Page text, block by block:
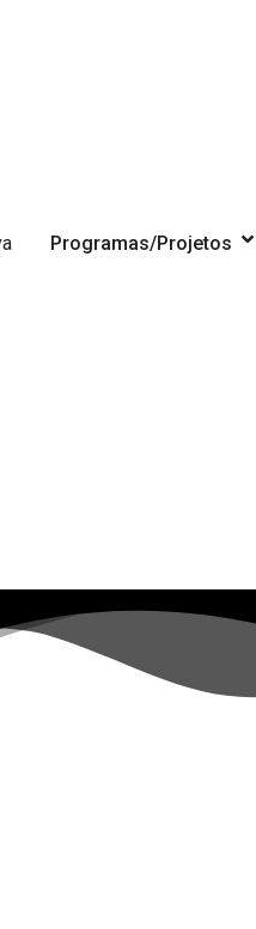
Programas/Projetos